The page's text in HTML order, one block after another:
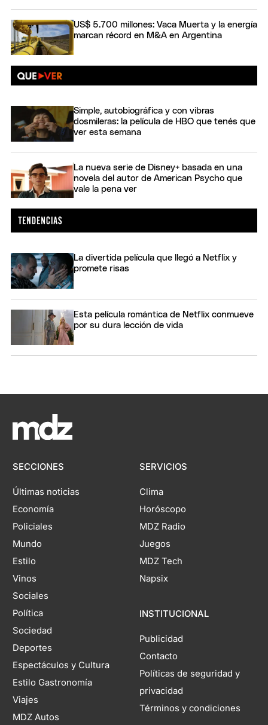
US$ 5.700 millones: Vaca Muerta y la energía
marcan récord en M&A en Argentina
Simple, autobiográfica y con vibras
dosmileras: la película de HBO que tenés que
ver esta semana
La nueva serie de Disney+ basada en una
novela del autor de American Psycho que
vale la pena ver
La divertida película que llegó a Netflix y
promete risas
Esta película romántica de Netflix conmueve
por su dura lección de vida
SECCIONES
Últimas noticias
Economía
Policiales
Mundo
Estilo
Vinos
Sociales
Política
Sociedad
Deportes
Espectáculos y Cultura
Estilo Gastronomía
Viajes
MDZ Autos
SERVICIOS
Clima
Horóscopo
MDZ Radio
Juegos
MDZ Tech
Napsix
INSTITUCIONAL
Publicidad
Contacto
Políticas de seguridad y
privacidad
Términos y condiciones